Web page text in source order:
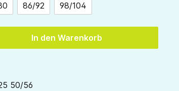
86/92 98/104
In den Warenkorb
50/56